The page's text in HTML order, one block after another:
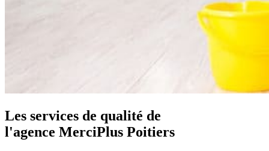
Les services de qualité de
l'agence MerciPlus Poitiers